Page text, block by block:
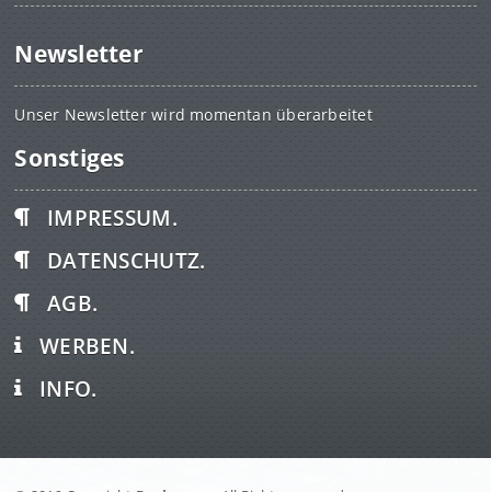
Newsletter
Unser Newsletter wird momentan überarbeitet
Sonstiges
IMPRESSUM.
DATENSCHUTZ.
AGB.
WERBEN.
INFO.